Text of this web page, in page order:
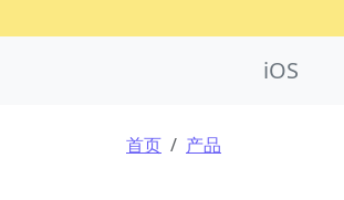
iOS
面包屑
首页 产品